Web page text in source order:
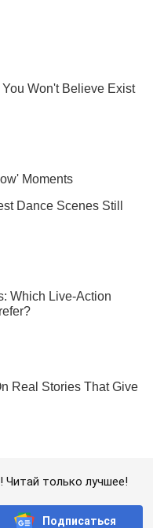
только лучшее!
Подписаться